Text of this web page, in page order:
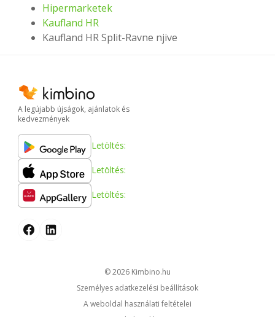
Hipermarketek
Kaufland HR
Kaufland HR Split-Ravne njive
A legújabb újságok, ajánlatok és
kedvezmények
Letöltés:
Letöltés:
Letöltés:
© 2026
kimbino.hu
Személyes adatkezelési beállítások
A weboldal használati feltételei